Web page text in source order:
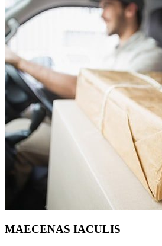
MAECENAS IACULIS